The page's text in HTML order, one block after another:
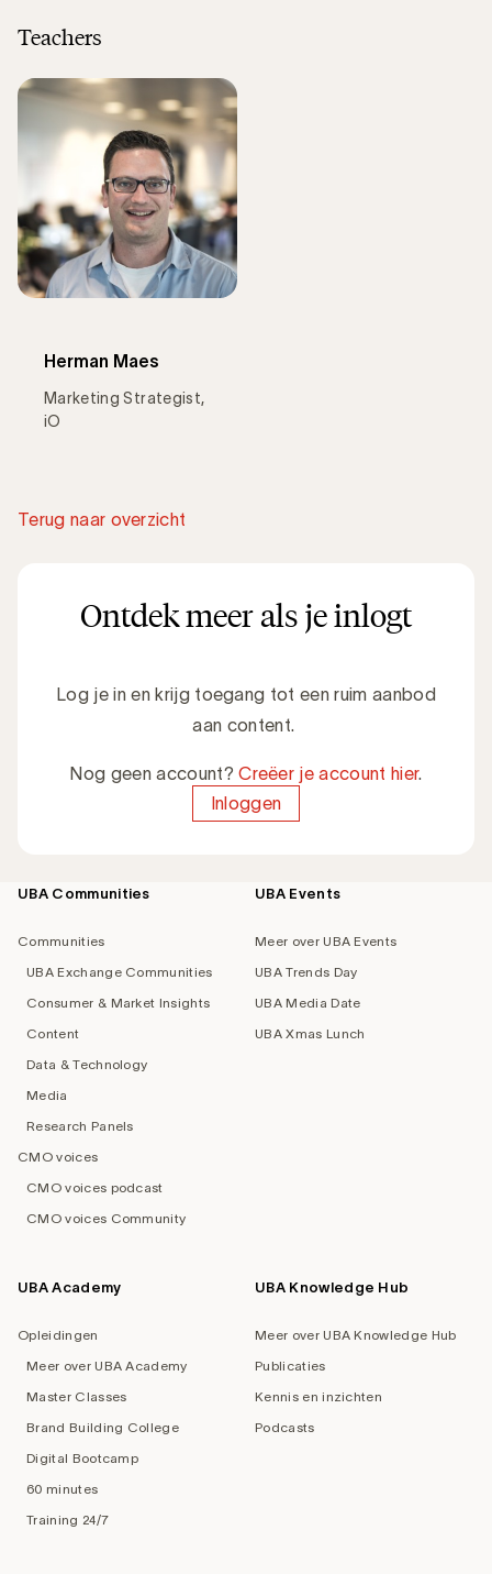
Teachers
Herman Maes
Marketing Strategist,
iO
Terug naar overzicht
Ontdek meer als je inlogt
Log je in en krijg toegang tot een ruim aanbod
aan content.
Nog geen account?Creëer je account hier.
Inloggen
Footer
UBA Communities
Communities
UBA Exchange Communities
Consumer & Market Insights
Content
Data & Technology
Media
Research Panels
CMO voices
CMO voices podcast
CMO voices Community
UBA Events
Meer over UBA Events
UBA Trends Day
UBA Media Date
UBA Xmas Lunch
UBA Academy
Opleidingen
Meer over UBA Academy
Master Classes
Brand Building College
Digital Bootcamp
60 minutes
Training 24/7
UBA Knowledge Hub
Meer over UBA Knowledge Hub
Publicaties
Kennis en inzichten
Podcasts